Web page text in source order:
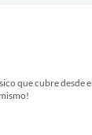
que cubre